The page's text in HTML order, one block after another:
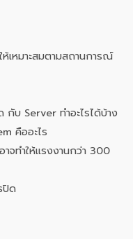
เหมาะสมตามสถานการณ์
บ Server ทำอะไรได้บ้าง
คืออะไร
จทำให้แรงงานกว่า 300
ปิด